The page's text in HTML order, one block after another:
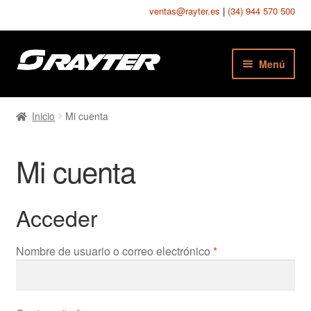
ventas@rayter.es | (34) 944 570 500
Ir
a
navegación
Ir
al
Menú
Chapas Perforadas
Chapas Seguridad
Chapas Texturadas
Telas Metálicas
Inicio Mi cuenta
Mi cuenta
Acceder
Nombre de usuario o correo electrónico *Obligatorio